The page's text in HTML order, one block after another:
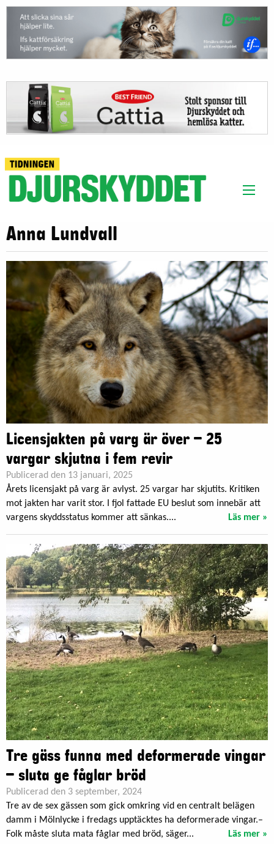
Anna Lundvall
Licensjakten på varg är över – 25
vargar skjutna i fem revir
Publicerad den 13 januari, 2025
Årets licensjakt på varg är avlyst. 25 vargar har skjutits. Kritiken
mot jakten har varit stor. I fjol fattade EU beslut som innebär att
vargens skyddsstatus kommer att sänkas....
Läs mer »
Tre gäss funna med deformerade vingar
– sluta ge fåglar bröd
Publicerad den 3 september, 2024
Tre av de sex gässen som gick omkring vid en centralt belägen
damm i Mölnlycke i fredags upptäcktes ha deformerade vingar.–
Folk måste sluta mata fåglar med bröd, säger...
Läs mer »